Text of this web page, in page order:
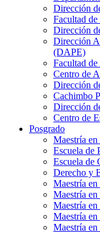
Dirección
Facultad
Dirección
Dirección
(DAPE)
Facultad
Centro de
Dirección
Cachimbo
Dirección
Centro de
Posgrado
Maestría
Escuela de
Escuela de
Derecho y
Maestría
Maestría
Maestría
Maestría
Maestría